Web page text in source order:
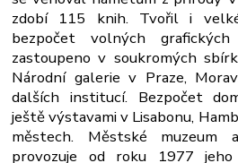
zdobí 115 knih. Tvořil i
bezpočet volných
zastoupeno v soukromých
Národní galerie v Praze,
dalších institucí. Bezpočet
ještě výstavami v Lisabonu,
městech. Městské muzeum
provozuje od roku 1977